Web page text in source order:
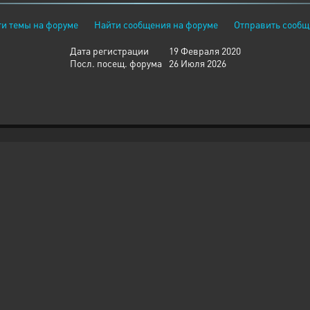
темы на форуме Найти сообщения на форуме Отправить
Дата регистрации
19 Февраля 2020
Посл. посещ. форума
26 Июля 2026